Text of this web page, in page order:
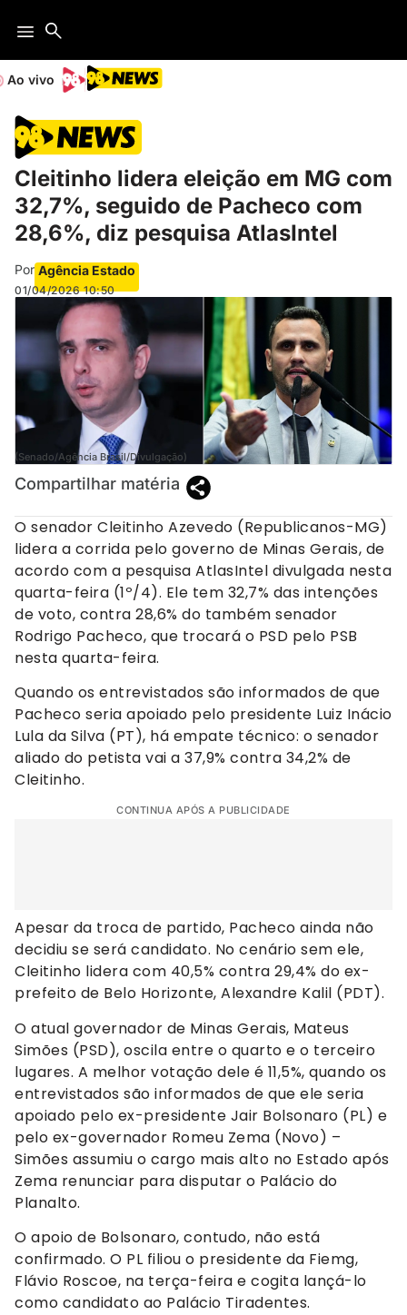
Ao vivo
Cleitinho lidera eleição em MG com
32,7%, seguido de Pacheco com
28,6%, diz pesquisa AtlasIntel
Por Agência Estado
01/04/2026 10:50
(Senado/Agência Brasil/Divulgação)
Compartilhar matéria
O senador Cleitinho Azevedo (Republicanos-MG)
lidera a corrida pelo governo de Minas Gerais, de
acordo com a pesquisa AtlasIntel divulgada nesta
quarta-feira (1º/4). Ele tem 32,7% das intenções
de voto, contra 28,6% do também senador
Rodrigo Pacheco, que trocará o PSD pelo PSB
nesta quarta-feira.
Quando os entrevistados são informados de que
Pacheco seria apoiado pelo presidente Luiz Inácio
Lula da Silva (PT), há empate técnico: o senador
aliado do petista vai a 37,9% contra 34,2% de
Cleitinho.
CONTINUA APÓS A PUBLICIDADE
Apesar da troca de partido, Pacheco ainda não
decidiu se será candidato. No cenário sem ele,
Cleitinho lidera com 40,5% contra 29,4% do ex-
prefeito de Belo Horizonte, Alexandre Kalil (PDT).
O atual governador de Minas Gerais, Mateus
Simões (PSD), oscila entre o quarto e o terceiro
lugares. A melhor votação dele é 11,5%, quando os
entrevistados são informados de que ele seria
apoiado pelo ex-presidente Jair Bolsonaro (PL) e
pelo ex-governador Romeu Zema (Novo) –
Simões assumiu o cargo mais alto no Estado após
Zema renunciar para disputar o Palácio do
Planalto.
O apoio de Bolsonaro, contudo, não está
confirmado. O PL filiou o presidente da Fiemg,
Flávio Roscoe, na terça-feira e cogita lançá-lo
como candidato ao Palácio Tiradentes.